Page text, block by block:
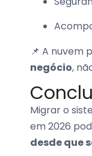
📌 A nuvem
negócio,
Migrar o
em 2026
desde que